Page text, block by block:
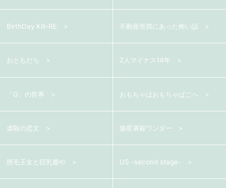
BirthDay Kill-RE 不動産売買にあった怖い話
おともだち 2人マイナス14年
「G」の世界 おもちゃはおもちゃばこへ
虐殺の恋文 遊星屠殺ワンダー
脛毛王女と巨乳爺や US -second stage-